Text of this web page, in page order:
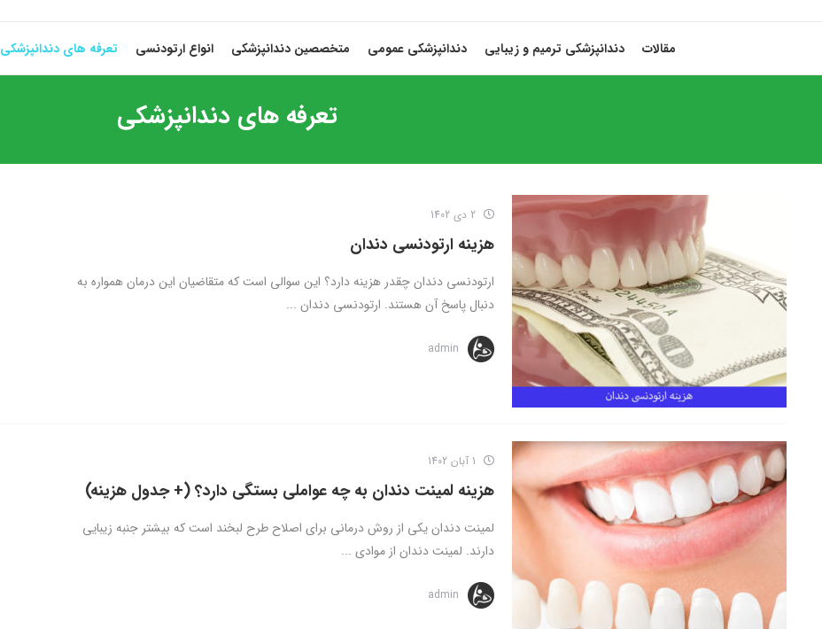
مقالات دندانپزشکی ترمیم و زیبایی دندانپزشکی عمومی متخصصین دندانپزشکی انواع ارتودنسی تعرفه های دندانپزشکی
تعرفه های دندانپزشکی
هزینه ارتودنسی دندان
ارتودنسی دندان چقدر هزینه دارد؟ این سوالی است که متقاضیان این درمان همواره به
دنبال پاسخ آن هستند. ارتودنسی دندان ...
admin
هزینه لمینت دندان به چه عواملی بستگی دارد؟ (+ جدول هزینه)
لمینت دندان یکی از روش‌ درمانی برای اصلاح طرح لبخند است که بیشتر جنبه زیبایی
دارند. لمینت دندان از موادی ...
admin